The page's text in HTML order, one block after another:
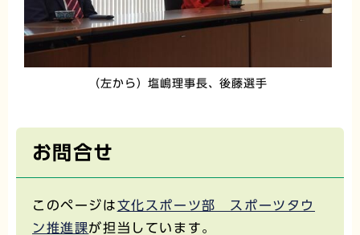
（左から）塩嶋理事長、後藤選手
お問合せ
このページは文化スポーツ部 スポーツタウ
ン推進課が担当しています。